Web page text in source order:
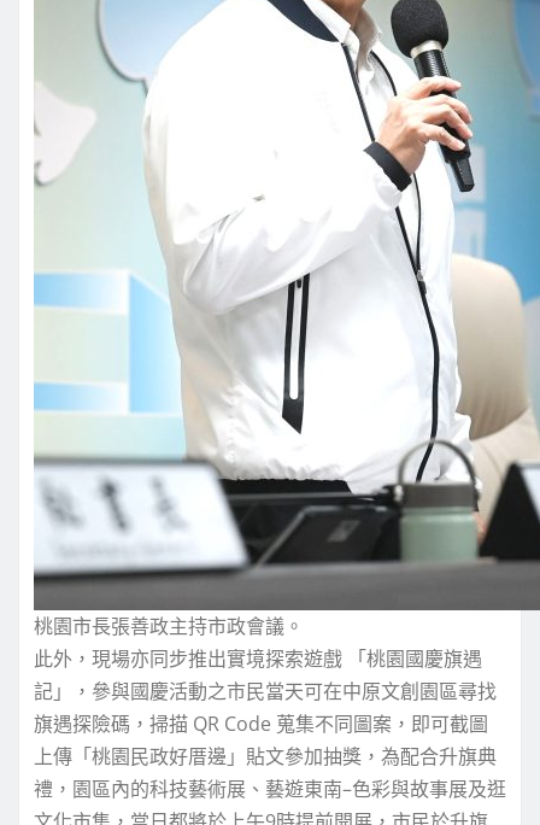
桃園市長張善政主持市政會議。
此外，現場亦同步推出實境探索遊戲 「桃園國慶旗遇
記」，參與國慶活動之市民當天可在中原文創園區尋找
旗遇探險碼，掃描 QR Code 蒐集不同圖案，即可截圖
上傳「桃園民政好厝邊」貼文參加抽獎，為配合升旗典
禮，園區內的科技藝術展、藝遊東南–色彩與故事展及逛